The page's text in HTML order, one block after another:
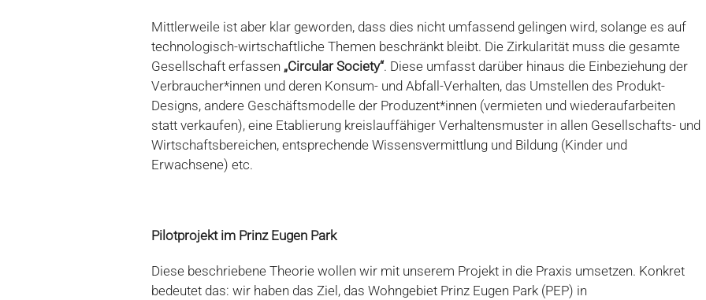
Mittlerweile ist aber klar geworden, dass dies nicht umfassend gelingen wird, solange es auf
technologisch-wirtschaftliche Themen beschränkt bleibt. Die Zirkularität muss die gesamte
Gesellschaft erfassen „Circular Society“. Diese umfasst darüber hinaus die Einbeziehung der
Verbraucher*innen und deren Konsum- und Abfall-Verhalten, das Umstellen des Produkt-
Designs, andere Geschäftsmodelle der Produzent*innen (vermieten und wiederaufarbeiten
statt verkaufen), eine Etablierung kreislauffähiger Verhaltensmuster in allen Gesellschafts- und
Wirtschaftsbereichen, entsprechende Wissensvermittlung und Bildung (Kinder und
Erwachsene) etc.
Pilotprojekt im Prinz Eugen Park
Diese beschriebene Theorie wollen wir mit unserem Projekt in die Praxis umsetzen. Konkret
bedeutet das: wir haben das Ziel, das Wohngebiet Prinz Eugen Park (PEP) in